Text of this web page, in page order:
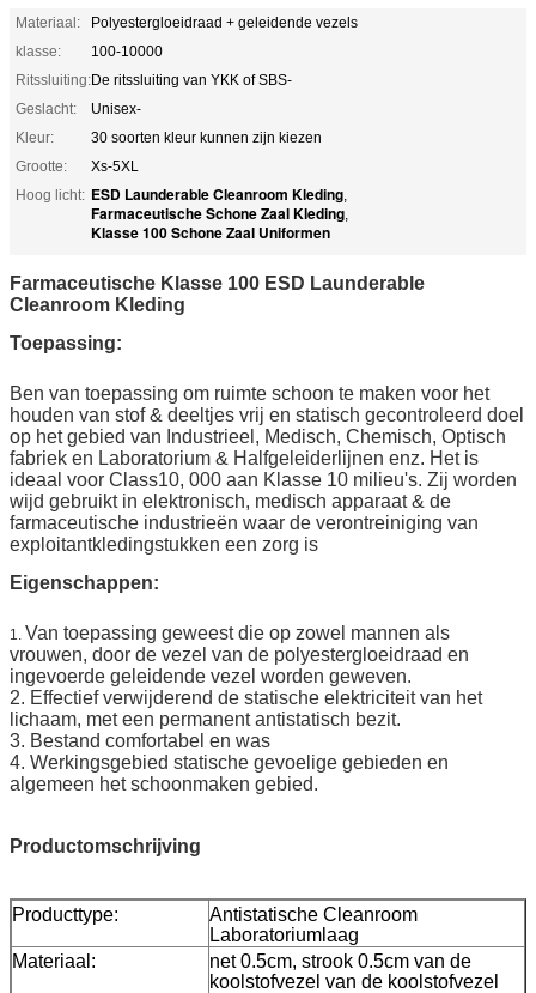
Materiaal:
Polyestergloeidraad + geleidende vezels
klasse:
100-10000
Ritssluiting:De ritssluiting van YKK of SBS-
Geslacht:
Unisex-
Kleur:
30 soorten kleur kunnen zijn kiezen
Grootte:
Xs-5XL
Hoog licht: ESD Launderable Cleanroom Kleding,
Farmaceutische Schone Zaal Kleding,
Klasse 100 Schone Zaal Uniformen
Farmaceutische Klasse 100 ESD Launderable
Cleanroom Kleding
Toepassing:
Ben van toepassing om ruimte schoon te maken voor het
houden van stof & deeltjes vrij en statisch gecontroleerd doel
op het gebied van Industrieel, Medisch, Chemisch, Optisch
fabriek en Laboratorium & Halfgeleiderlijnen enz. Het is
ideaal voor Class10, 000 aan Klasse 10 milieu's. Zij worden
wijd gebruikt in elektronisch, medisch apparaat & de
farmaceutische industrieën waar de verontreiniging van
exploitantkledingstukken een zorg is
Eigenschappen:
1. Van toepassing geweest die op zowel mannen als
vrouwen, door de vezel van de polyestergloeidraad en
ingevoerde geleidende vezel worden geweven.
2. Effectief verwijderend de statische elektriciteit van het
lichaam, met een permanent antistatisch bezit.
3. Bestand comfortabel en was
4. Werkingsgebied statische gevoelige gebieden en
algemeen het schoonmaken gebied.
Productomschrijving
Producttype:
Antistatische Cleanroom
Laboratoriumlaag
Materiaal:
net 0.5cm, strook 0.5cm van de
koolstofvezel van de koolstofvezel